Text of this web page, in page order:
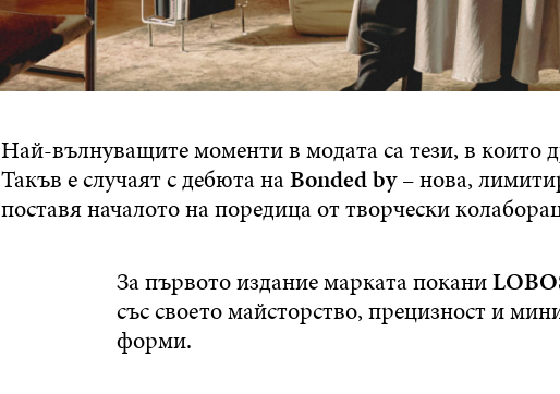
Най-вълнуващите моменти в модата са тези, в които
Такъв е случаят с дебюта наBonded by– нова,
поставя началото на поредица от творчески
За първото издание марката покани
със своето майсторство, прецизност и
форми.